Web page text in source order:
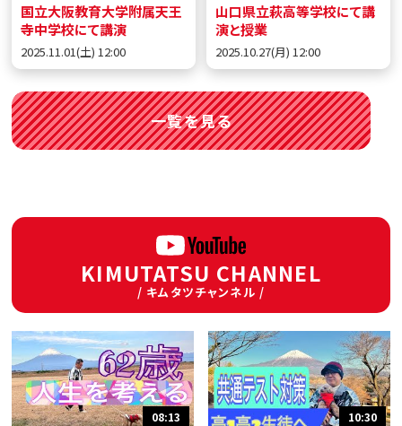
国立大阪教育大学附属天王
寺中学校にて講演
2025.11.01(土) 12:00
山口県立萩高等学校にて講
演と授業
2025.10.27(月) 12:00
一覧を見る
KIMUTATSU CHANNEL
/ キムタツチャンネル /
08:13 10:30